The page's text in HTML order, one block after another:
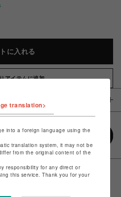
に入れる
アイテムに追加
translation>
into a foreign language using the
translation system, it may not be
from the original content of the
responsibility for any direct or
this service. Thank you for your